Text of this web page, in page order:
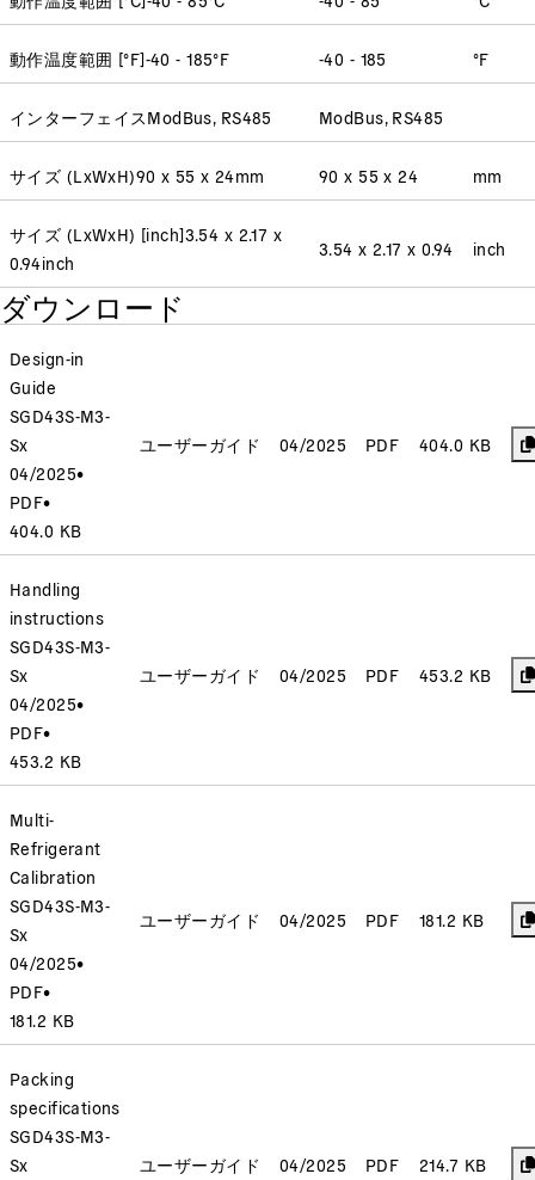
動作温度範囲 [°F]-40 - 185°F -40 - 185 °F
インターフェイスModBus, RS485 ModBus, RS485
サイズ (LxWxH)90 x 55 x 24mm 90 x 55 x 24 mm
サイズ (LxWxH) [inch]3.54 x 2.17 x
0.94inch
3.54 x 2.17 x 0.94 inch
ダウンロード
Design-in
Guide
SGD43S-M3-
Sx
04/2025•
PDF•
404.0 KB
ユーザーガイド 04/2025 PDF 404.0 KB
Handling
instructions
SGD43S-M3-
Sx
04/2025•
PDF•
453.2 KB
ユーザーガイド 04/2025 PDF 453.2 KB
Multi-
Refrigerant
Calibration
SGD43S-M3-
Sx
04/2025•
PDF•
181.2 KB
ユーザーガイド 04/2025 PDF 181.2 KB
Packing
specifications
SGD43S-M3-
Sx
ユーザーガイド 04/2025 PDF 214.7 KB